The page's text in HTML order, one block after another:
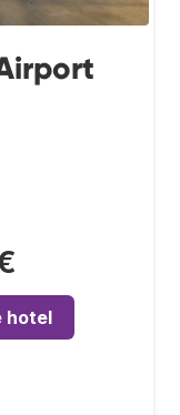
hotel